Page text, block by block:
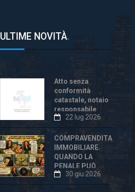
ULTIME NOVITÀ.
Atto senza
conformità
catastale, notaio
responsabile
anche dopo la
«correzione»
22 lug 2026
COMPRAVENDITA
IMMOBILIARE.
QUANDO LA
PENALE PUÒ
ESSERE
ECCESSIVA E
30 giu 2026